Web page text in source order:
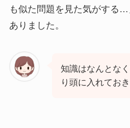
も似た問題を見た気がする
ありました。
知識はなんとな
り頭に入れてお